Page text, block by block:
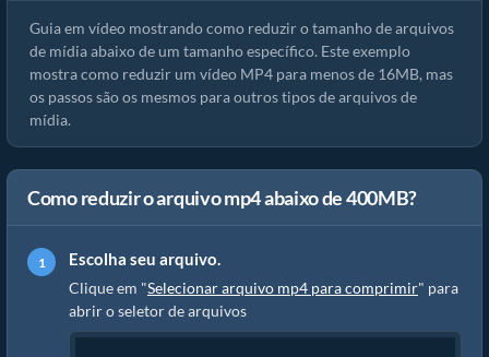
Guia em vídeo mostrando como reduzir o tamanho de arquivos
de mídia abaixo de um tamanho específico. Este exemplo
mostra como reduzir um vídeo MP4 para menos de 16MB, mas
os passos são os mesmos para outros tipos de arquivos de
mídia.
Como reduzir o arquivo mp4 abaixo de 400MB?
Escolha seu arquivo.
Clique em "Selecionar arquivo mp4 para comprimir" para
abrir o seletor de arquivos